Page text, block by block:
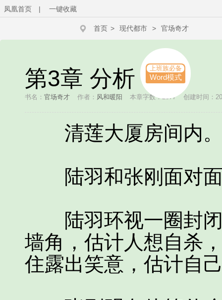
凤凰首页 | 一键收藏
首页 > 现代都市 > 官场奇才
第3章 分析 上班族必备
Word模式
书名： 官场奇才 作者： 风和暖阳 本章字数：2577 创建时间：
清莲大厦房间内
陆羽和张刚面对面
陆羽环视一圈封闭
墙角，估计人想自杀
住露出笑意，估计自